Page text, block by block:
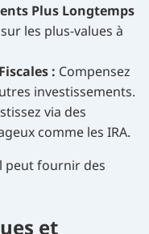
Plus Longtemps
les plus-values à
: Compensez
investissements.
via des
comme les IRA.
peut fournir des
et